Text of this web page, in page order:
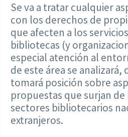
Se va a tratar cualquier
con los derechos de
que afecten a los
bibliotecas (y
especial atención al
de este área se analizará,
tomará posición sobre
propuestas que surjan
sectores bibliotecarios
extranjeros.